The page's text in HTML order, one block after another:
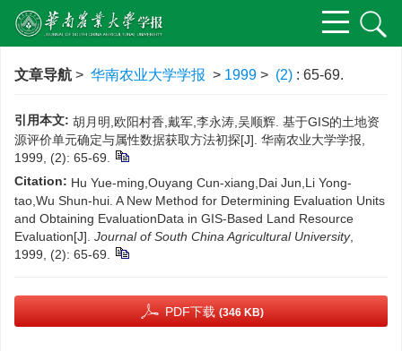
文章导航 > 华南农业大学学报 > 1999 > (2) : 65-69.
引用本文: 胡月明,欧阳村香,戴军,李永涛,吴顺辉. 基于GIS的土地资
源评价单元确定与属性数据获取方法初探[J]. 华南农业大学学报,
1999, (2): 65-69.
Citation: Hu Yue-ming,Ouyang Cun-xiang,Dai Jun,Li Yong-
tao,Wu Shun-hui. A New Method for Determining Evaluation Units
and Obtaining EvaluationData in GIS-Based Land Resource
Evaluation[J]. Journal of South China Agricultural University,
1999, (2): 65-69.
PDF下载 (346 KB)